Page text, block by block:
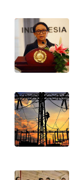
WN
KALTENG
WN
WN
KALSEL
KALTIM